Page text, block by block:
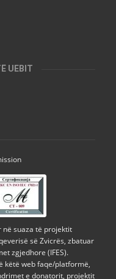
UEBIT
suaza të projektit
së Zvicrës, zbatuar
zgjedhore (IFES).
këtë web faqe/platformë,
e donatorit, projektit